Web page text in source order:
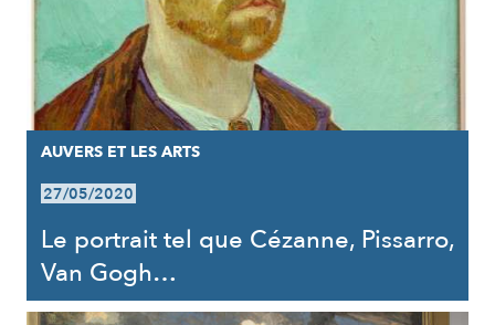
AUVERS ET LES ARTS
27/05/2020
Le portrait tel que Cézanne, Pissarro,
Van Gogh…